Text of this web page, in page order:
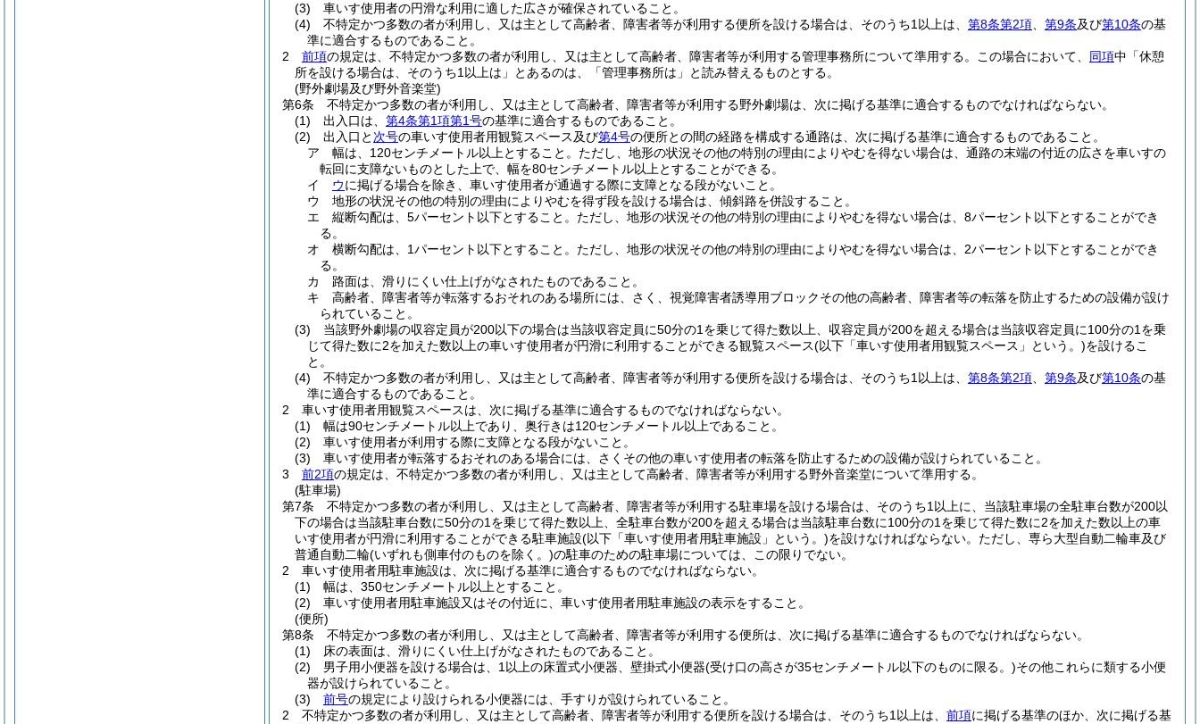
(3)
車いす使用者の円滑な利用に適した広さが確保されていること。
(4)
不特定かつ多数の者が利用し、又は主として高齢者、障害者等が利用する便所を設ける場合は、そのうち1以上は、 第8条第2項 第9条及び第10条の基
準に適合するものであること。
2
前項の規定は、不特定かつ多数の者が利用し、又は主として高齢者、障害者等が利用する管理事務所について準用する。 この場合において、 同項中「休憩
所を設ける場合は、そのうち1以上は」とあるのは、「管理事務所は」と読み替えるものとする。
(野外劇場及び野外音楽堂)
第6条
不特定かつ多数の者が利用し、又は主として高齢者、障害者等が利用する野外劇場は、次に掲げる基準に適合するものでなければならない。
(1)
出入口は、 第4条第1項第1号の基準に適合するものであること。
(2)
出入口と 次号の車いす使用者用観覧スペース及び第4号の便所との間の経路を構成する通路は、次に掲げる基準に適合するものであること。
ア
幅は、120センチメートル以上とすること。 ただし、地形の状況その他の特別の理由によりやむを得ない場合は、通路の末端の付近の広さを車いすの
転回に支障ないものとした上で、幅を80センチメートル以上とすることができる。
イ
ウに掲げる場合を除き、車いす使用者が通過する際に支障となる段がないこと。
ウ
地形の状況その他の特別の理由によりやむを得ず段を設ける場合は、傾斜路を併設すること。
エ
縦断勾配は、5パーセント以下とすること。 ただし、地形の状況その他の特別の理由によりやむを得ない場合は、8パーセント以下とすることができ
る。
オ
横断勾配は、1パーセント以下とすること。 ただし、地形の状況その他の特別の理由によりやむを得ない場合は、2パーセント以下とすることができ
る。
カ
路面は、滑りにくい仕上げがなされたものであること。
キ
高齢者、障害者等が転落するおそれのある場所には、さく、視覚障害者誘導用ブロックその他の高齢者、障害者等の転落を防止するための設備が設け
られていること。
(3)
当該野外劇場の収容定員が200以下の場合は当該収容定員に50分の1を乗じて得た数以上、収容定員が200を超える場合は当該収容定員に100分の1を乗
じて得た数に2を加えた数以上の車いす使用者が円滑に利用することができる観覧スペース(以下「車いす使用者用観覧スペース」という。)を設けるこ
と。
(4)
不特定かつ多数の者が利用し、又は主として高齢者、障害者等が利用する便所を設ける場合は、そのうち1以上は、 第8条第2項 第9条及び第10条の基
準に適合するものであること。
2
車いす使用者用観覧スペースは、次に掲げる基準に適合するものでなければならない。
(1)
幅は90センチメートル以上であり、奥行きは120センチメートル以上であること。
(2)
車いす使用者が利用する際に支障となる段がないこと。
(3)
車いす使用者が転落するおそれのある場合には、さくその他の車いす使用者の転落を防止するための設備が設けられていること。
3
前2項の規定は、不特定かつ多数の者が利用し、又は主として高齢者、障害者等が利用する野外音楽堂について準用する。
(駐車場)
第7条
不特定かつ多数の者が利用し、又は主として高齢者、障害者等が利用する駐車場を設ける場合は、そのうち1以上に、当該駐車場の全駐車台数が200以
下の場合は当該駐車台数に50分の1を乗じて得た数以上、全駐車台数が200を超える場合は当該駐車台数に100分の1を乗じて得た数に2を加えた数以上の車
いす使用者が円滑に利用することができる駐車施設(以下「車いす使用者用駐車施設」という。)を設けなければならない。 ただし、専ら大型自動二輪車及び
普通自動二輪(いずれも側車付のものを除く。)の駐車のための駐車場については、この限りでない。
2
車いす使用者用駐車施設は、次に掲げる基準に適合するものでなければならない。
(1)
幅は、350センチメートル以上とすること。
(2)
車いす使用者用駐車施設又はその付近に、車いす使用者用駐車施設の表示をすること。
(便所)
第8条
不特定かつ多数の者が利用し、又は主として高齢者、障害者等が利用する便所は、次に掲げる基準に適合するものでなければならない。
(1)
床の表面は、滑りにくい仕上げがなされたものであること。
(2)
男子用小便器を設ける場合は、1以上の床置式小便器、壁掛式小便器(受け口の高さが35センチメートル以下のものに限る。)その他これらに類する小便
器が設けられていること。
(3)
前号の規定により設けられる小便器には、手すりが設けられていること。
2
不特定かつ多数の者が利用し、又は主として高齢者、障害者等が利用する便所を設ける場合は、そのうち1以上は、 前項に掲げる基準のほか、次に掲げる基